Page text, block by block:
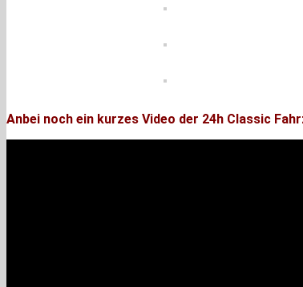
Anbei noch ein kurzes Video der 24h Classic